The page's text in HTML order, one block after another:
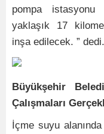
pompa istasyonu
yaklaşık 17
inşa edilecek. ” dedi.
Büyükşehir
Çalışmaları
İçme suyu